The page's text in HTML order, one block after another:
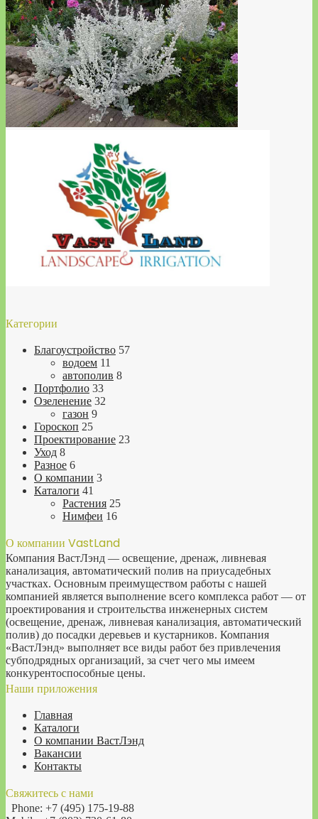
Категории
Благоустройство 57
водоем 11
автополив 8
Портфолио 33
Озеленение 32
газон 9
Гороскоп 25
Проектирование 23
Уход 8
Разное 6
О компании 3
Каталоги 41
Растения 25
Нимфеи 16
О компании VastLand
Компания ВастЛэнд — освещение, дренаж, ливневая
канализация, автоматический полив на приусадебных
участках. Основным преимуществом работы с нашей
компанией является выполнение всего комплекса работ — от
проектирования и строительства инженерных систем
(освещение, дренаж, ливневая канализация, автоматический
полив) до посадки деревьев и кустарников. Компания
«ВастЛэнд» выполняет все виды работ без привлечения
субподрядных организаций, за счет чего мы имеем
конкурентоспособные цены.
Наши приложения
Главная
Каталоги
О компании ВастЛэнд
Вакансии
Контакты
Свяжитесь с нами
Phone: +7 (495) 175-19-88